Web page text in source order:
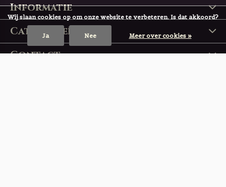
Informatie
Categorieën
Contact
Wij slaan cookies op om onze website te verbeteren. Is dat akkoord?
Ja Nee Meer over cookies »